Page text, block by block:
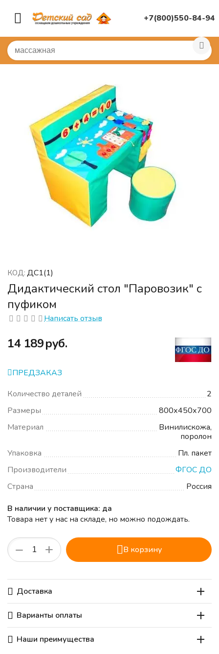
+7(800)550-84-94
Главная / МЕБЕЛЬ И ПАНЕЛИ Дидактический стол /
КОД: ДС1(1)
Дидактический стол "Паровозик" с
пуфиком
Написать отзыв
‍14 189‍руб.
ПРЕДЗАКАЗ
Количество деталей
2
Размеры
800х450х700
Материал
Винилискожа,
поролон
Упаковка
Пл. пакет
Производители
ФГОС ДО
Страна
Россия
В наличии у поставщика: да
Товара нет у нас на складе, но можно подождать.
+
− В корзину
Доставка
Варианты оплаты
Наши преимущества